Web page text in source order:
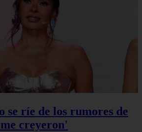
ríe de los rumores de
creyeron'